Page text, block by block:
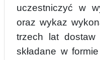
uczestniczyć w
oraz wykaz
trzech lat dostaw
składane w